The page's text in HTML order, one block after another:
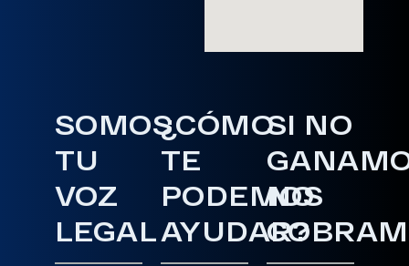
SOMOS
TU
VOZ
LEGAL
¿CÓMO
TE
PODEMOS
AYUDAR?
SI NO
NO